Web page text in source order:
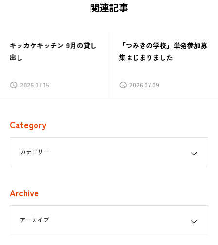
関連記事
キッカケキッチン 9月の貸し
出し
2026.07.15
「つみきの学校」単発参加募
集はじまりました
2026.07.09
Category
Archive